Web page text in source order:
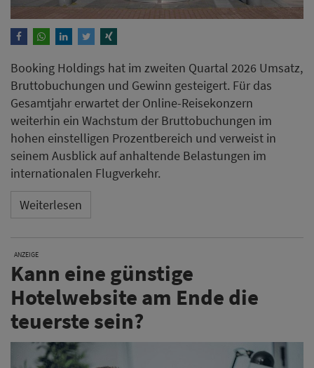
Booking Holdings hat im zweiten Quartal 2026 Umsatz,
Bruttobuchungen und Gewinn gesteigert. Für das
Gesamtjahr erwartet der Online-Reisekonzern
weiterhin ein Wachstum der Bruttobuchungen im
hohen einstelligen Prozentbereich und verweist in
seinem Ausblick auf anhaltende Belastungen im
internationalen Flugverkehr.
Weiterlesen
ANZEIGE
Kann eine günstige
Hotelwebsite am Ende die
teuerste sein?